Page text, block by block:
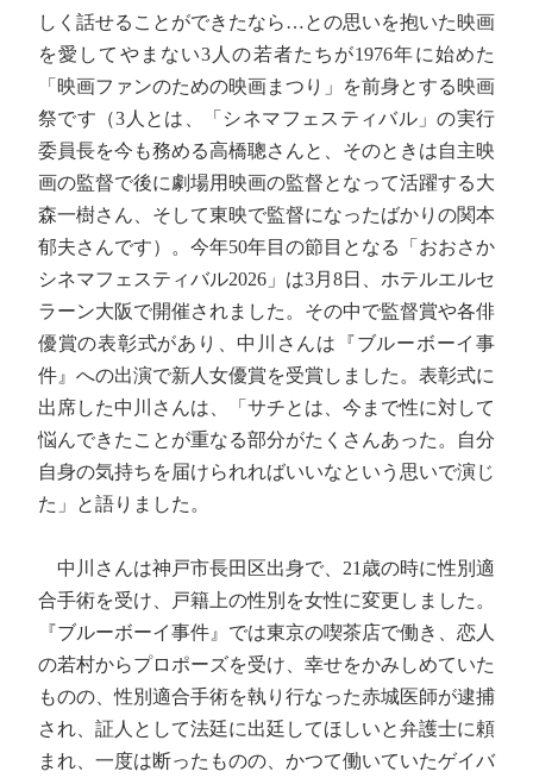
しく話せることができたなら…との思いを抱いた映画
を愛してやまない3人の若者たちが1976年に始めた
「映画ファンのための映画まつり」を前身とする映画
祭です（3人とは、「シネマフェスティバル」の実行
委員長を今も務める高橋聰さんと、そのときは自主映
画の監督で後に劇場用映画の監督となって活躍する大
森一樹さん、そして東映で監督になったばかりの関本
郁夫さんです）。今年50年目の節目となる「おおさか
シネマフェスティバル2026」は3月8日、ホテルエルセ
ラーン大阪で開催されました。その中で監督賞や各俳
優賞の表彰式があり、中川さんは『ブルーボーイ事
件』への出演で新人女優賞を受賞しました。表彰式に
出席した中川さんは、「サチとは、今まで性に対して
悩んできたことが重なる部分がたくさんあった。自分
自身の気持ちを届けられればいいなという思いで演じ
た」と語りました。
中川さんは神戸市長田区出身で、21歳の時に性別適
合手術を受け、戸籍上の性別を女性に変更しました。
『ブルーボーイ事件』では東京の喫茶店で働き、恋人
の若村からプロポーズを受け、幸せをかみしめていた
ものの、性別適合手術を執り行なった赤城医師が逮捕
され、証人として法廷に出廷してほしいと弁護士に頼
まれ、一度は断ったものの、かつて働いていたゲイバ